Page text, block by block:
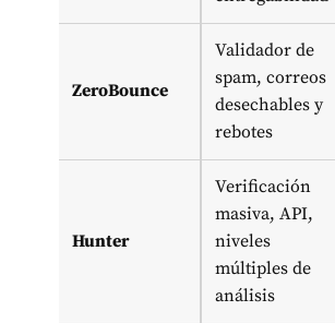
ZeroBounce
Validador de
spam, correos
desechables y
rebotes
Hunter
Verificación
masiva, API,
niveles
múltiples de
análisis